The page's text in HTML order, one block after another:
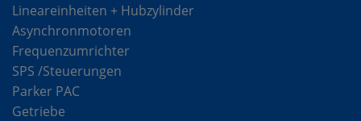
Lineareinheiten + Hubzylinder
Asynchronmotoren
Frequenzumrichter
SPS /Steuerungen
Parker PAC
Getriebe